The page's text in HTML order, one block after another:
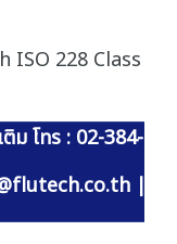
228 Class
ม โทร : 02-384-
|